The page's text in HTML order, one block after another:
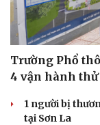
Trường Phổ
4 vận hành thử
1 người bị
tại Sơn La